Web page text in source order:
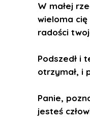
W małej
wieloma
radości
Podszedł i
otrzymał, i
Panie,
jesteś